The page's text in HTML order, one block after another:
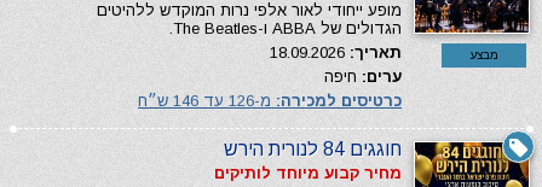
מבצע
מופע ייחודי לאור אלפי נרות המוקדש ללהיטים
הגדולים של ABBA ו-The Beatles.
תאריך:
ערים: חיפה
כרטיסים למכירה: מ-126 עד 146 ש״ח
חוגגים 84 לנורית הירש
מחיר קבוע מיוחד לותיקים